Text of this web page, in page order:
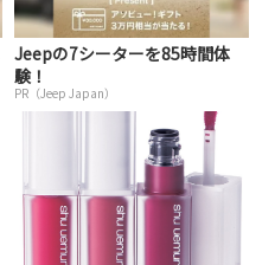
Jeepの7シーターを85時間体
験！
PR（Jeep Japan）